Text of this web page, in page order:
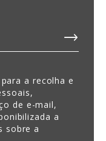
a recolha e
de e-mail,
a
sobre a